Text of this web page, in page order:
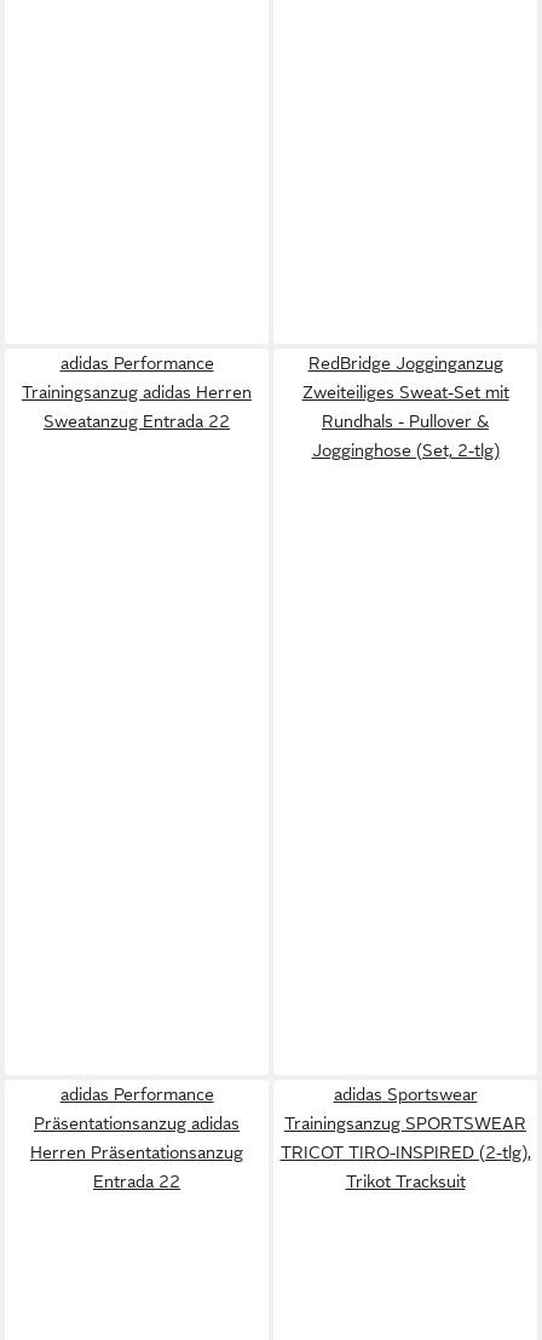
adidas Performance
Trainingsanzug adidas Herren
Sweatanzug Entrada 22
RedBridge Jogginganzug
Zweiteiliges Sweat-Set mit
Rundhals - Pullover &
Jogginghose (Set, 2-tlg)
adidas Performance
Präsentationsanzug adidas
Herren Präsentationsanzug
Entrada 22
adidas Sportswear
Trainingsanzug SPORTSWEAR
TRICOT TIRO-INSPIRED (2-tlg),
Trikot Tracksuit